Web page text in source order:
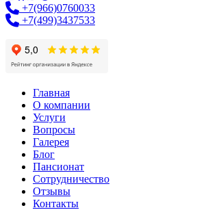
+7(966)0760033
+7(499)3437533
Главная
О компании
Услуги
Вопросы
Галерея
Блог
Пансионат
Сотрудничество
Отзывы
Контакты